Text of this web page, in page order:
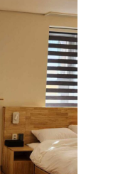
208호
303호
304호
305호